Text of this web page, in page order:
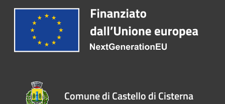
Comune di Castello di Cisterna